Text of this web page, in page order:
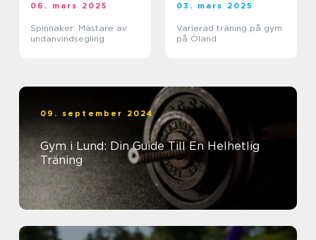
06. mars 2025
Spinnaker: Mästare av
undanvindsegling
03. mars 2025
Varierad träning på gym
på Öland
09. september 2024
Gym i Lund: Din Guide Till En Helhetlig
Träning